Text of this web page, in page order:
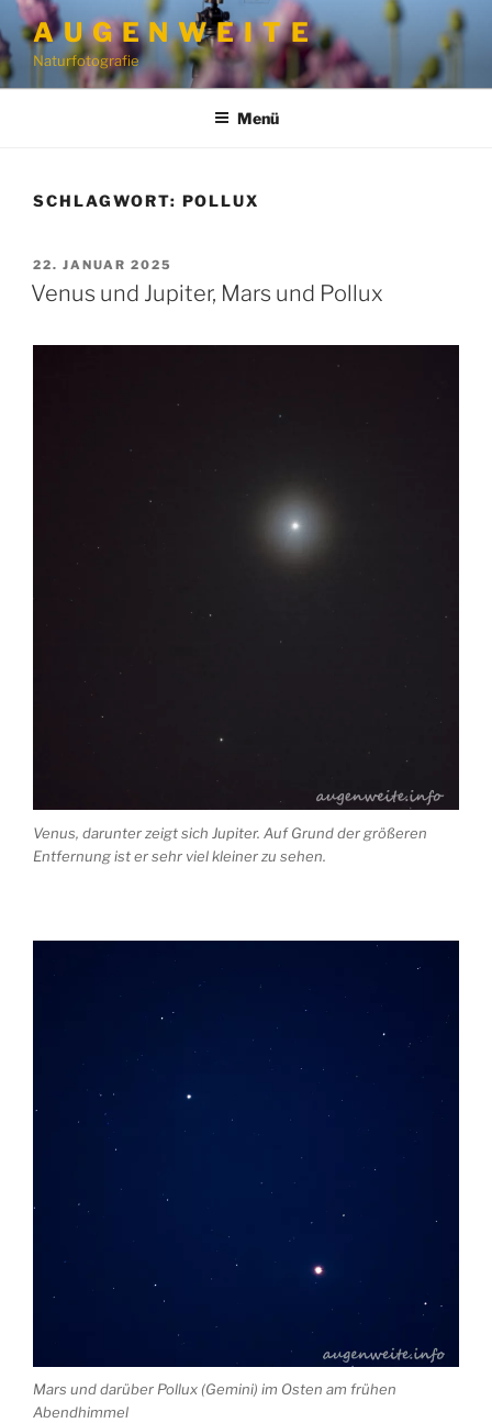
Zum
Inhalt
springen
A U G E N W E I T E
Naturfotografie
Menü
SCHLAGWORT: POLLUX
VERÖFFENTLICHT
AM
22. JANUAR 2025
Venus und Jupiter, Mars und Pollux
Venus, darunter zeigt sich Jupiter. Auf Grund der größeren
Entfernung ist er sehr viel kleiner zu sehen.
Mars und darüber Pollux (Gemini) im Osten am frühen
Abendhimmel